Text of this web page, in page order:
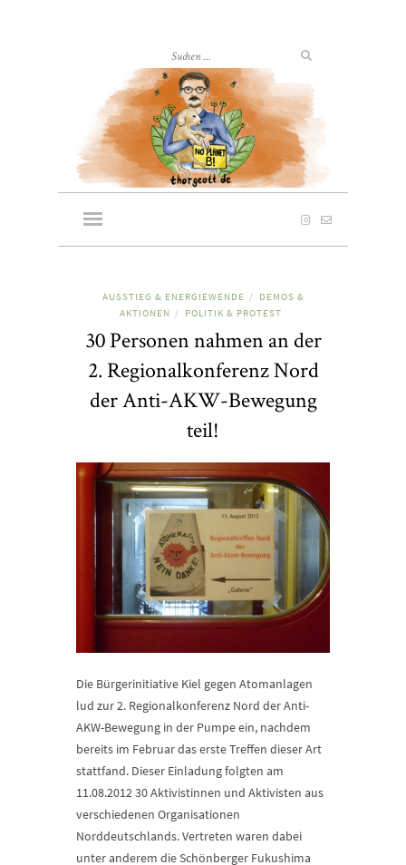
AUSSTIEG & ENERGIEWENDE /
DEMOS &
AKTIONEN
/ POLITIK & PROTEST
30 Personen nahmen an der
2. Regionalkonferenz Nord
der Anti-AKW-Bewegung
teil!
Die Bürgerinitiative Kiel gegen Atomanlagen
lud zur 2. Regionalkonferenz Nord der Anti-
AKW-Bewegung in der Pumpe ein, nachdem
bereits im Februar das erste Treffen dieser Art
stattfand. Dieser Einladung folgten am
11.08.2012 30 Aktivistinnen und Aktivisten aus
verschiedenen Organisationen
Norddeutschlands. Vertreten waren dabei
unter anderem die Schönberger Fukushima